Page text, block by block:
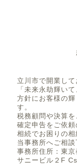
立川市で開業して
「未来永劫輝い
方針にお客様の
す。
税務顧問や決算
確定申告をご依
相続でお困りの相
当事務所へご相談
事務所住所：東
サニービル２F